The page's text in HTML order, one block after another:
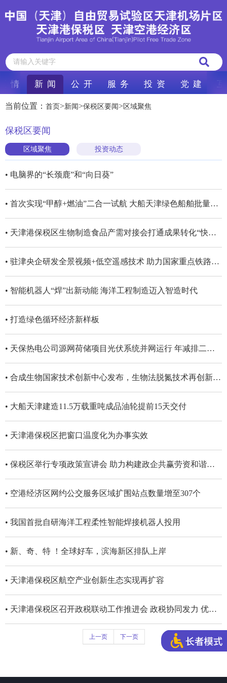
情 新 闻 公 开 服 务 投 资 党 建
当前位置： 首页>新闻>保税区要闻> 区域聚焦
保税区要闻
区域聚焦 投资动态
• 电脑界的“长颈鹿”和“向日葵”
• 首次实现“甲醇+燃油”二合一试航 大船天津绿色船舶批量化建造进入新阶段
• 天津港保税区生物制造食品产需对接会打通成果转化“快车道”
• 驻津央企研发全景视频+低空遥感技术 助力国家重点铁路工程智能化建设
• 智能机器人“焊”出新动能 海洋工程制造迈入智造时代
• 打造绿色循环经济新样板
• 天保热电公司源网荷储项目光伏系统并网运行 年减排二氧化碳约300吨
• 合成生物国家技术创新中心发布，生物法脱氮技术再创新成果
• 大船天津建造11.5万载重吨成品油轮提前15天交付
• 天津港保税区把窗口温度化为办事实效
• 保税区举行专项政策宣讲会 助力构建政企共赢劳资和谐的发展格局
• 空港经济区网约公交服务区域扩围站点数量增至307个
• 我国首批自研海洋工程柔性智能焊接机器人投用
• 新、奇、特 ！全球好车，滨海新区排队上岸
• 天津港保税区航空产业创新生态实现再扩容
• 天津港保税区召开政税联动工作推进会 政税协同发力 优化营商环境
上一页 下一页